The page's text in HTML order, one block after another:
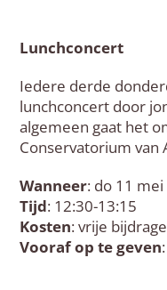
Lunchconcert
Iedere derde
lunchconcert door
algemeen gaat het
Conservatorium van
Wanneer: do 11 mei
Tijd: 12:30-13:15
Kosten: vrije bijdrage
Vooraf op te geven